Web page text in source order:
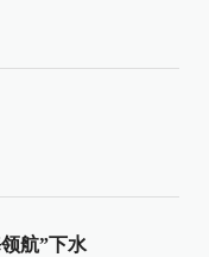
航”下水